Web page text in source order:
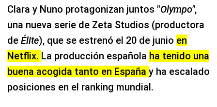
Clara y Nuno protagonizan juntos "Olympo",
una nueva serie de Zeta Studios (productora
de Élite), que se estrenó el 20 de junio en
Netflix. La producción española ha tenido una
buena acogida tanto en España y ha escalado
posiciones en el ranking mundial.